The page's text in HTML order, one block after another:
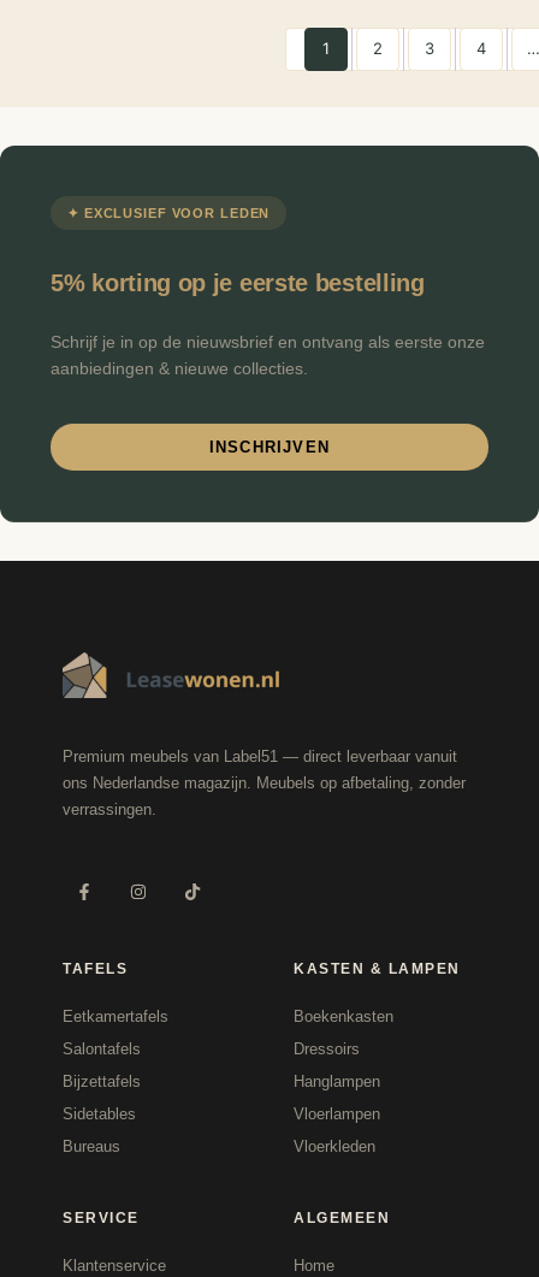
1 2 3 4 …
✦ EXCLUSIEF VOOR LEDEN
5% korting op je eerste bestelling
Schrijf je in op de nieuwsbrief en ontvang als eerste onze
aanbiedingen & nieuwe collecties.
INSCHRIJVEN
Premium meubels van Label51 — direct leverbaar vanuit
ons Nederlandse magazijn. Meubels op afbetaling, zonder
verrassingen.
TAFELS
Eetkamertafels
Salontafels
Bijzettafels
Sidetables
Bureaus
KASTEN & LAMPEN
Boekenkasten
Dressoirs
Hanglampen
Vloerlampen
Vloerkleden
SERVICE
Klantenservice
ALGEMEEN
Home